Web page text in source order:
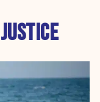
JUSTICE